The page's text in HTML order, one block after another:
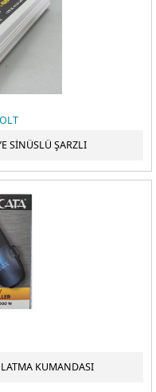
SİNÜSLÜ ŞARZLI
KUMANDASI